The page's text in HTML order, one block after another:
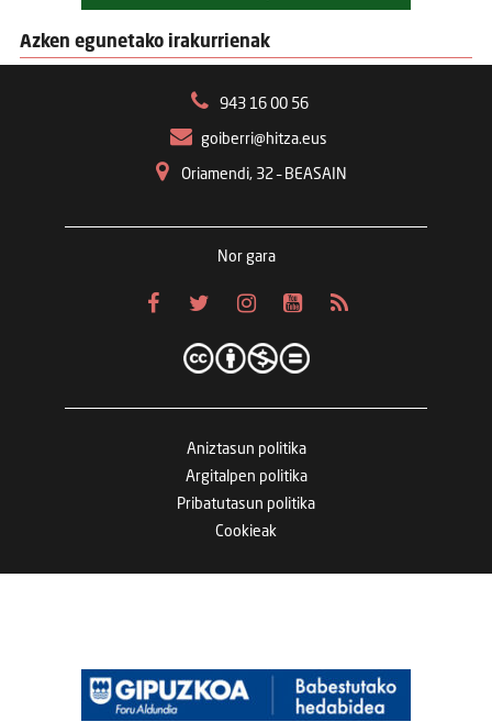
Azken egunetako irakurrienak
943 16 00 56
goiberri@hitza.eus
Oriamendi, 32 – BEASAIN
Nor gara
Aniztasun politika
Argitalpen politika
Pribatutasun politika
Cookieak